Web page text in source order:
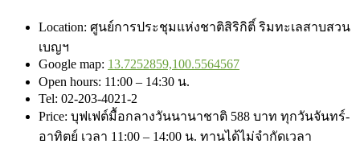
Location: ศูนย์การประชุมแห่งชาติสิริกิติ์ ริมทะเลสาบสวน
เบญฯ
Google map: 13.7252859,100.5564567
Open hours: 11:00 – 14:30 น.
Tel: 02-203-4021-2
Price: บุฟเฟต์มื้อกลางวันนานาชาติ 588 บาท ทุกวันจันทร์-
อาทิตย์ เวลา 11:00 – 14:00 น. ทานได้ไม่จำกัดเวลา